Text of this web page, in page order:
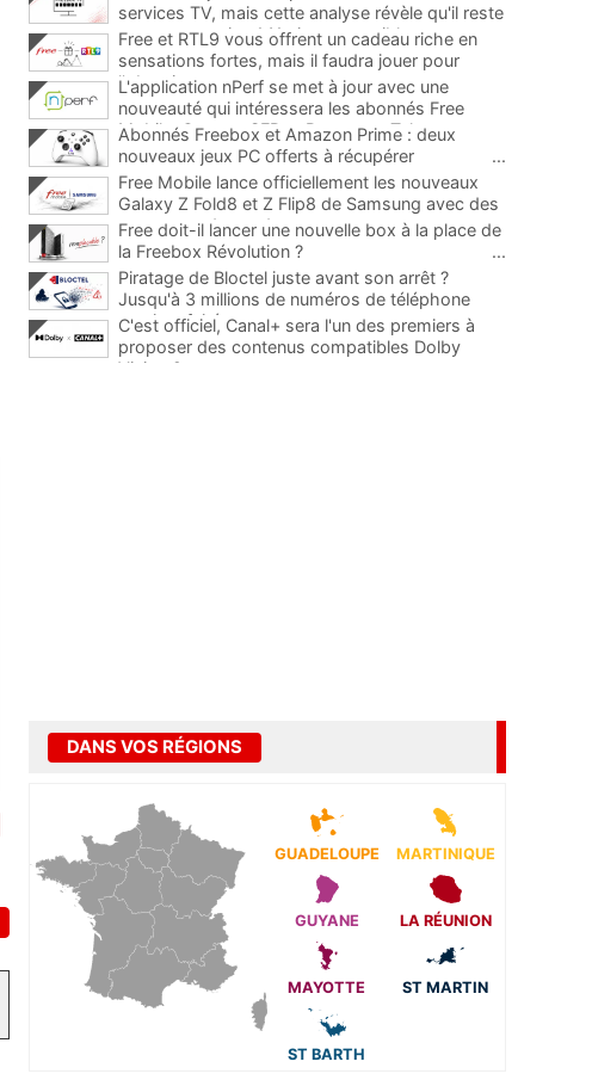
services TV, mais cette analyse révèle qu'il reste
encore au moins 141 ajouts possibles
Free et RTL9 vous offrent un cadeau riche en
sensations fortes, mais il faudra jouer pour
l'obtenir
L'application nPerf se met à jour avec une
nouveauté qui intéressera les abonnés Free
Mobile, Orange, SFR et Bouygues Telecom
Abonnés Freebox et Amazon Prime : deux
nouveaux jeux PC offerts à récupérer
...
Free Mobile lance officiellement les nouveaux
Galaxy Z Fold8 et Z Flip8 de Samsung avec des
promos et des cadeaux
...
Free doit-il lancer une nouvelle box à la place de
la Freebox Révolution ?
...
Piratage de Bloctel juste avant son arrêt ?
Jusqu'à 3 millions de numéros de téléphone
auraient fuité
C'est officiel, Canal+ sera l'un des premiers à
proposer des contenus compatibles Dolby
Vision 2
DANS VOS RÉGIONS
GUADELOUPE MARTINIQUE
GUYANE LA RÉUNION
MAYOTTE ST MARTIN
ST BARTH